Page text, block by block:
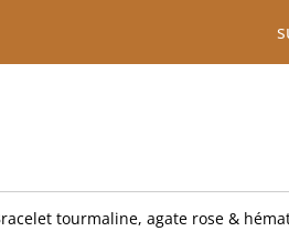
tourmaline, agate rose &